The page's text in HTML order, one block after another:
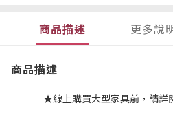
商品描述 更多說
商品描述
★線上購買大型家具前，請